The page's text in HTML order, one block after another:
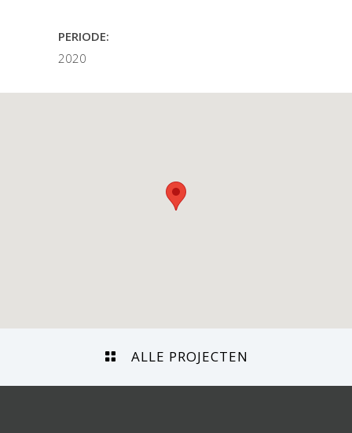
PERIODE:
2020
ALLE PROJECTEN